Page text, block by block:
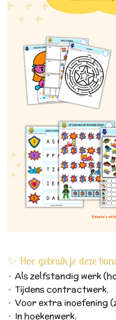
✨ Hoe gebruik je deze
Als zelfstandig werk
Tijdens contractwerk.
Voor extra inoefening
In hoekenwerk.